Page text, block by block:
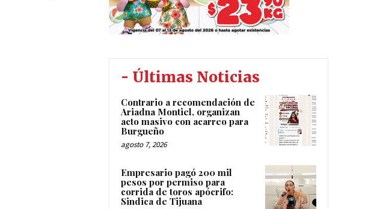
- Últimas Noticias
Contrario a recomendación de
Ariadna Montiel, organizan
acto masivo con acarreo para
Burgueño
agosto 7, 2026
Empresario pagó 200 mil
pesos por permiso para
corrida de toros apócrifo:
Sindica de Tijuana